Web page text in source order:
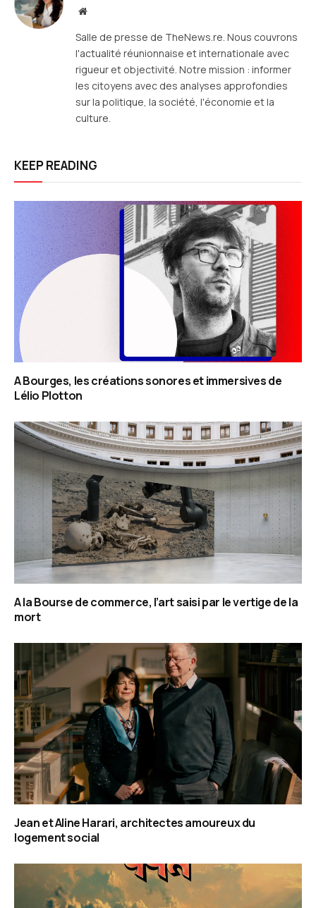
Site
Salle de presse de TheNews.re. Nous couvrons
l'actualité réunionnaise et internationale avec
rigueur et objectivité. Notre mission : informer
les citoyens avec des analyses approfondies
sur la politique, la société, l'économie et la
culture.
KEEP READING
A Bourges, les créations sonores et immersives de
Lélio Plotton
A la Bourse de commerce, l’art saisi par le vertige de la
mort
Jean et Aline Harari, architectes amoureux du
logement social